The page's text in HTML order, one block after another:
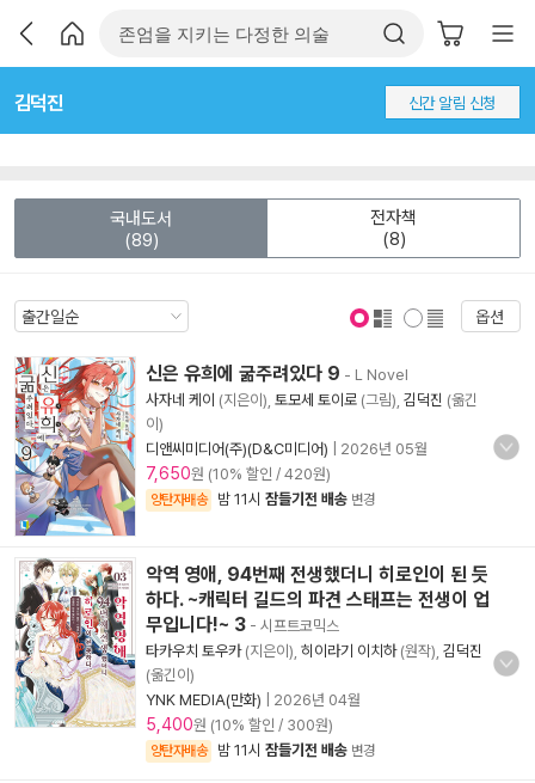
김덕진 신간 알림 신청
국내도서
(89)
전자책
(8)
옵션
신은 유희에 굶주려있다 9 - L Novel
사자네 케이 (지은이), 토모세 토이로 (그림), 김덕진 (옮긴
이)
디앤씨미디어(주)(D&C미디어)
2026년 05월
7,650원 (10% 할인 / 420원)
양탄자배송 밤 11시 잠들기전 배송 변경
악역 영애, 94번째 전생했더니 히로인이 된 듯
하다. ~캐릭터 길드의 파견 스태프는 전생이 업
무입니다!~ 3 - 시프트코믹스
타카우치 토우카(지은이), 히이라기 이치하(원작), 김덕진
(옮긴이)
YNK MEDIA(만화)
2026년 04월
5,400원 (10% 할인 / 300원)
양탄자배송 밤 11시 잠들기전 배송 변경